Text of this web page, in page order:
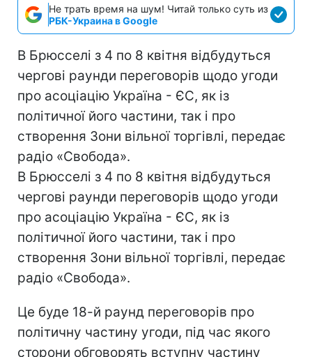
Не трать время на шум! Читай только суть из
РБК-Украина в Google
В Брюсселi з 4 по 8 квiтня вiдбудуться
черговi раунди переговорiв щодо угоди
про асоцiацiю Україна - ЄС, як iз
полiтичної його частини, так i про
створення Зони вiльної торгiвлi, передає
радіо «Свобода».
В Брюсселi з 4 по 8 квiтня вiдбудуться
черговi раунди переговорiв щодо угоди
про асоцiацiю Україна - ЄС, як iз
полiтичної його частини, так i про
створення Зони вiльної торгiвлi, передає
радіо «Свобода».
Це буде 18-й раунд переговорiв про
політичну частину угоди, пiд час якого
сторони обговорять вступну частину